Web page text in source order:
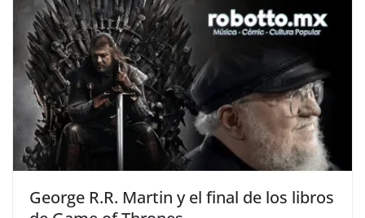
George R.R. Martin y el final de los libros